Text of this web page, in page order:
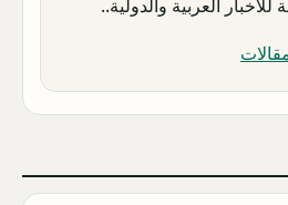
للأخبار العربية والدولية..